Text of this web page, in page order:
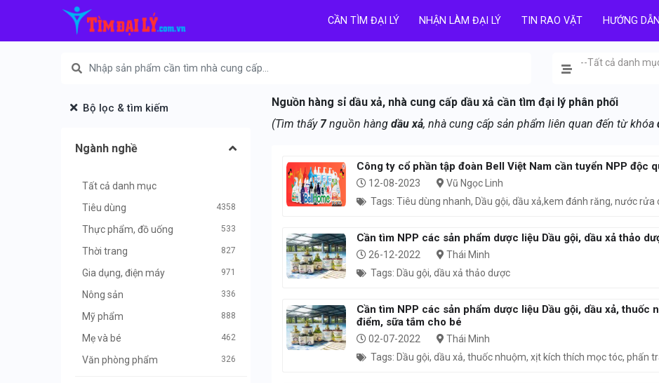
CẦN TÌM ĐẠI LÝ NHẬN LÀM ĐẠI LÝ TIN RAO VẶT HƯỚNG DẪN
--Tất cả danh
Bộ lọc & tìm kiếm
Ngành nghề
Tất cả danh mục
Tiêu dùng
4358
Thực phẩm, đồ uống 533
Thời trang 827
Gia dụng, điện máy 971
Nông sản 336
Mỹ phẩm 888
Mẹ và bé 462
Văn phòng phẩm 326
Nguồn hàng sỉ dầu xả, nhà cung cấp dầu xả cần tìm đại lý phân phối
(Tìm thấy 7nguồn hàng dầu xả, nhà cung cấp sản phẩm liên quan đến từ khóa
Công ty cổ phần tập đoàn Bell Việt Nam cần tuyển NPP độc
12-08-2023
Vũ Ngọc Linh
Tags: Tiêu dùng nhanh, Dầu gội, dầu xả,kem đánh răng, nước
Cần tìm NPP các sản phẩm dược liệu Dầu gội, dầu xả thảo
26-12-2022
Thái Minh
Tags: Dầu gội, dầu xả thảo dược
Cần tìm NPP các sản phẩm dược liệu Dầu gội, dầu xả,
điểm, sữa tắm cho bé
02-07-2022
Thái Minh
Tags: Dầu gội, dầu xả, thuốc nhuộm, xịt kích thích mọc tóc, phấn